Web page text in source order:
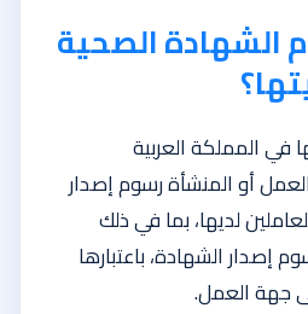
الصحية
في المملكة العربية
أو المنشأة رسوم إصدار
لديها، بما في ذلك
إصدار الشهادة، باعتبارها
جهة العمل.